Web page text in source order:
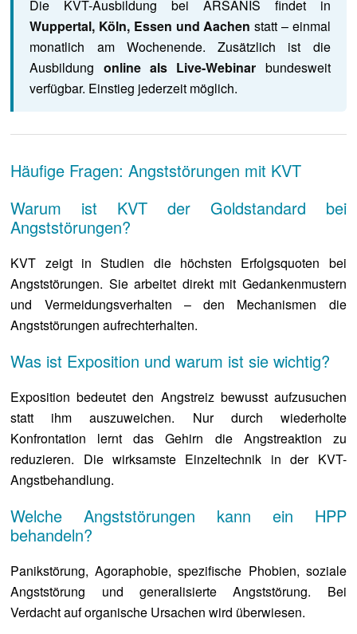
Die KVT-Ausbildung bei ARSANIS findet in
Wuppertal, Köln, Essen und Aachen statt – einmal
monatlich am Wochenende. Zusätzlich ist die
Ausbildung online als Live-Webinar bundesweit
verfügbar. Einstieg jederzeit möglich.
Häufige Fragen: Angststörungen mit KVT
Warum ist KVT der Goldstandard bei
Angststörungen?
KVT zeigt in Studien die höchsten Erfolgsquoten bei
Angststörungen. Sie arbeitet direkt mit Gedankenmustern
und Vermeidungsverhalten – den Mechanismen die
Angststörungen aufrechterhalten.
Was ist Exposition und warum ist sie wichtig?
Exposition bedeutet den Angstreiz bewusst aufzusuchen
statt ihm auszuweichen. Nur durch wiederholte
Konfrontation lernt das Gehirn die Angstreaktion zu
reduzieren. Die wirksamste Einzeltechnik in der KVT-
Angstbehandlung.
Welche Angststörungen kann ein HPP
behandeln?
Panikstörung, Agoraphobie, spezifische Phobien, soziale
Angststörung und generalisierte Angststörung. Bei
Verdacht auf organische Ursachen wird überwiesen.